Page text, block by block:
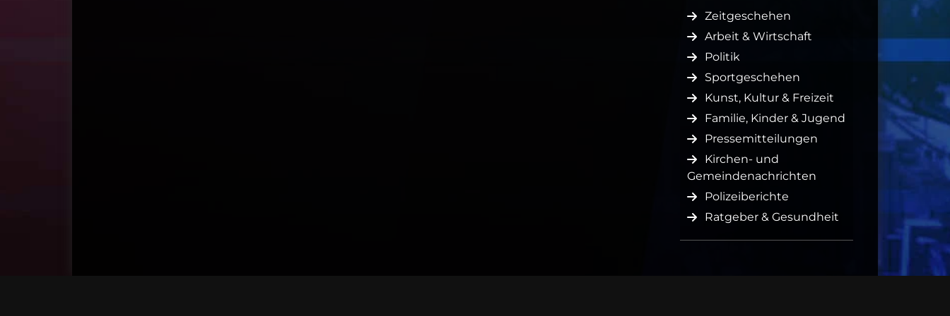
Zeitgeschehen
Arbeit & Wirtschaft
Politik
Sportgeschehen
Kunst, Kultur & Freizeit
Familie, Kinder & Jugend
Pressemitteilungen
Kirchen- und
Gemeindenachrichten
Polizeiberichte
Ratgeber & Gesundheit